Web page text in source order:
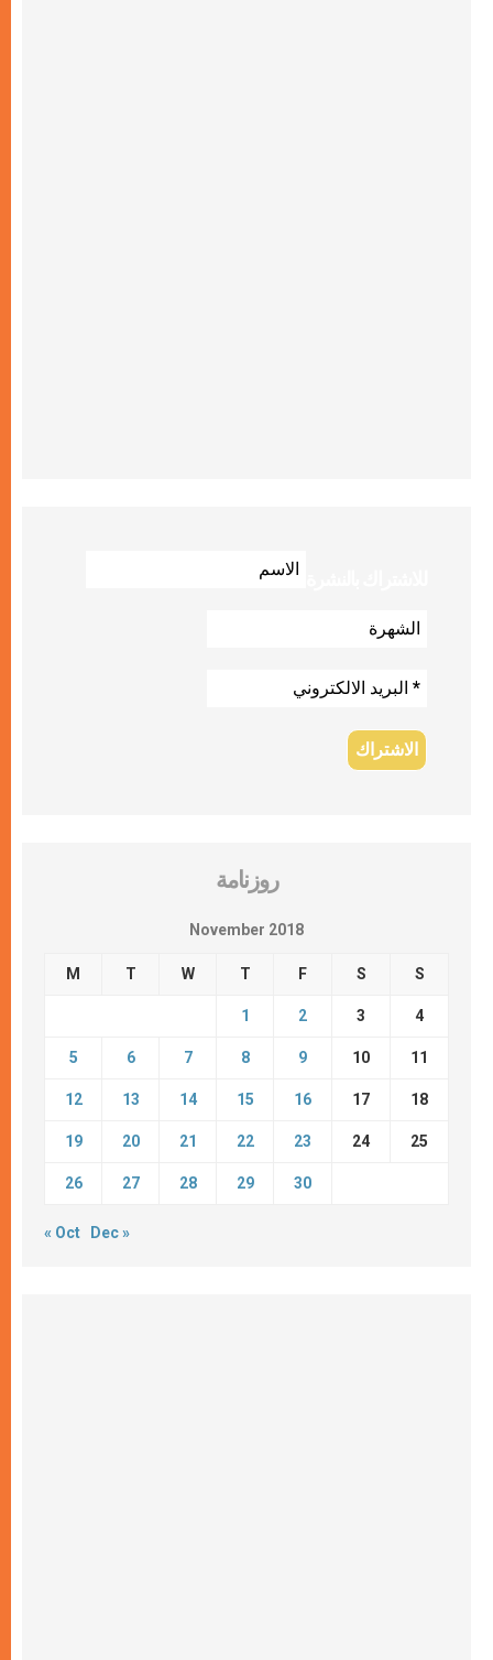
روزنامة
November 2018
M T W T F S S
1 2 3 4
5 6 7 8 9 10 11
12 13 14 15 16 17 18
19 20 21 22 23 24 25
26 27 28 29 30
« Oct Dec »